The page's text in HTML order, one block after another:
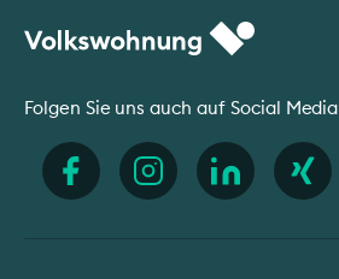
Folgen Sie uns auch auf Social Media